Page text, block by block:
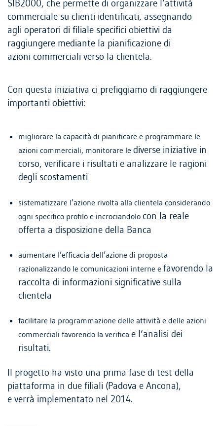
SIB2000, che permette di organizzare l’attività
commerciale su clienti identificati, assegnando
agli operatori di filiale specifici obiettivi da
raggiungere mediante la pianificazione di
azioni commerciali verso la clientela.
Con questa iniziativa ci prefiggiamo di raggiungere
importanti obiettivi:
migliorare la capacità di pianificare e programmare le
azioni commerciali, monitorare le diverse iniziative in
corso, verificare i risultati e analizzare le ragioni
degli scostamenti
sistematizzare l’azione rivolta alla clientela considerando
ogni specifico profilo e incrociandolo con la reale
offerta a disposizione della Banca
aumentare l’efficacia dell’azione di proposta
razionalizzando le comunicazioni interne e favorendo la
raccolta di informazioni significative sulla
clientela
facilitare la programmazione delle attività e delle azioni
commerciali favorendo la verifica e l’analisi dei
risultati.
Il progetto ha visto una prima fase di test della
piattaforma in due filiali (Padova e Ancona),
e verrà implementato nel 2014.